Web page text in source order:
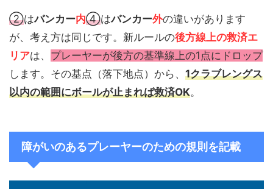
②はバンカー内④はバンカー外の違いがあります
が、考え方は同じです。新ルールの後方線上の救済エ
リアは、 プレーヤーが後方の基準線上の1点にドロップ
します。その基点（落下地点）から、 1クラブレングス
以内の範囲にボールが止まれば救済OK。
障がいのあるプレーヤーのための規則を記載